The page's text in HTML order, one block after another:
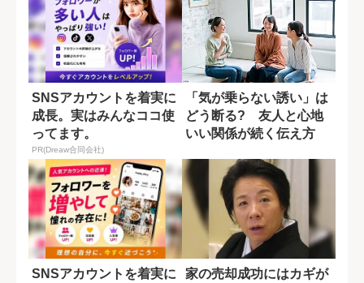
SNSアカウントを着実に
成長。実はみんなココ使
ってます。
PR(Dreaw合同会社)
「気が乗らない誘い」は
どう断る? 友人と心地
いい関係が続く伝え方
SNSアカウントを着実に
家の売却成功にはカギが